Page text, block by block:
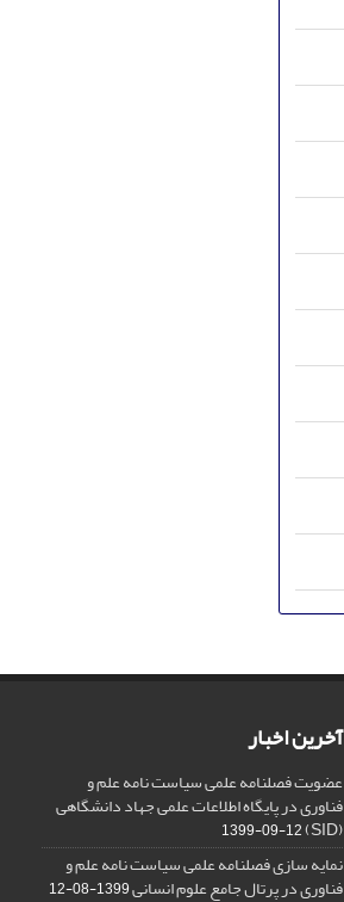
آخرین اخبار
عضویت فصلنامه علمی سیاست نامه علم و
فناوری در پایگاه اطلاعات علمی جهاد دانشگاهی
(SID)
1399-09-12
نمایه سازی فصلنامه علمی سیاست نامه علم و
فناوری در پرتال جامع علوم انسانی1399-08-12